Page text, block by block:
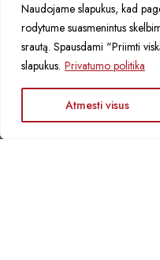
Naudojame slapukus, kad
rodytume suasmenintus
srautą. Spausdami "Priimti
slapukus. Privatumo politika
Atmesti visus
D.U.K.